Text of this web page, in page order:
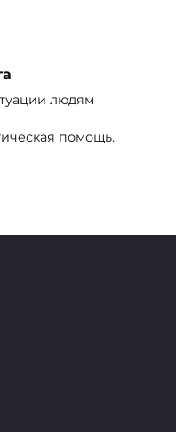
людям
помощь.